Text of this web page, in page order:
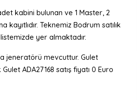
kabini bulunan ve 1 Master, 2
Teknemiz Bodrum satılık
yer almaktadır.
jeneratörü mevcuttur. Gulet
ADA27168 satış fiyatı 0 Euro